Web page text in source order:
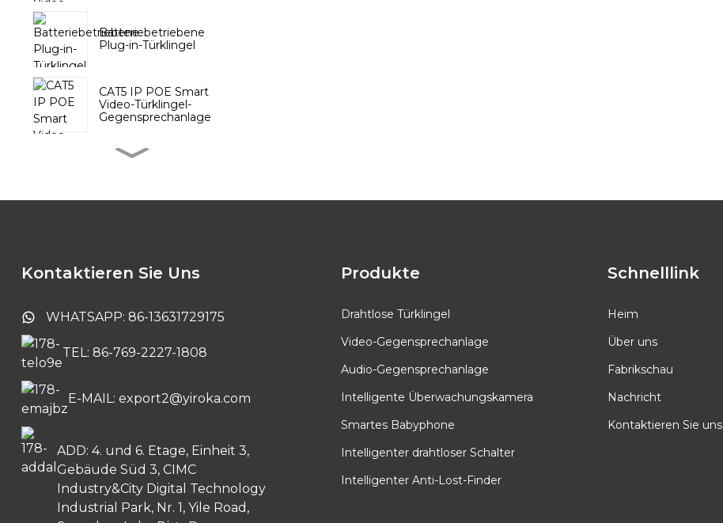
Batteriebetriebene
Plug-in-Türklingel
CAT5 IP POE Smart
Video-Türklingel-
Gegensprechanlage
Innenkamera
Batteriebetriebene
Kontaktieren Sie Uns
WHATSAPP: 86-13631729175
TEL: 86-769-2227-1808
E-MAIL: export2@yiroka.com
ADD: 4. und 6. Etage, Einheit 3,
Gebäude Süd 3, CIMC
Industry&City Digital Technology
Industrial Park, Nr. 1, Yile Road,
Produkte
Drahtlose Türklingel
Video-Gegensprechanlage
Audio-Gegensprechanlage
Intelligente Überwachungskamera
Smartes Babyphone
Intelligenter drahtloser Schalter
Intelligenter Anti-Lost-Finder
Schnelllink
Heim
Über uns
Fabrikschau
Nachricht
Kontaktieren Sie uns